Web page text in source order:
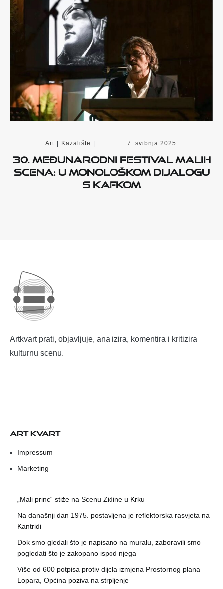
Art | Kazalište | 7. svibnja 2025.
30. MEĐUNARODNI FESTIVAL MALIH
SCENA: U MONOLOŠKOM DIJALOGU
S KAFKOM
Artkvart prati, objavljuje, analizira, komentira i kritizira
kulturnu scenu.
ART KVART
Impressum
Marketing
„Mali princ“ stiže na Scenu Zidine u Krku
Na današnji dan 1975. postavljena je reflektorska rasvjeta na
Kantridi
Dok smo gledali što je napisano na muralu, zaboravili smo
pogledati što je zakopano ispod njega
Više od 600 potpisa protiv dijela izmjena Prostornog plana
Lopara, Općina poziva na strpljenje